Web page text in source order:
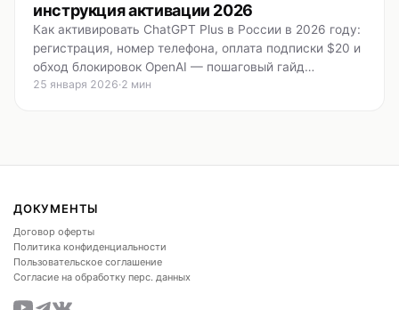
инструкция активации 2026
Как активировать ChatGPT Plus в России в 2026 году:
регистрация, номер телефона, оплата подписки $20 и
обход блокировок OpenAI — пошаговый гайд…
25 января 2026·2 мин
ДОКУМЕНТЫ
Договор оферты
Политика конфиденциальности
Пользовательское соглашение
Согласие на обработку перс. данных